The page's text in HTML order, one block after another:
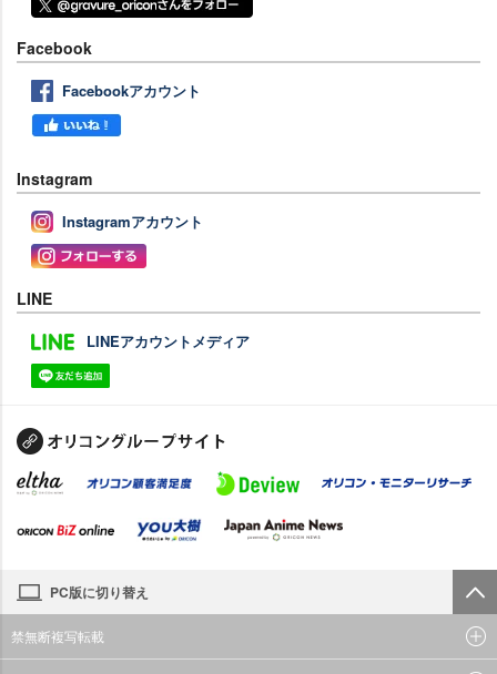
Facebook
Facebookアカウント
Instagram
Instagramアカウント
LINE
LINEアカウントメディア
PC版に切り替え
禁無断複写転載